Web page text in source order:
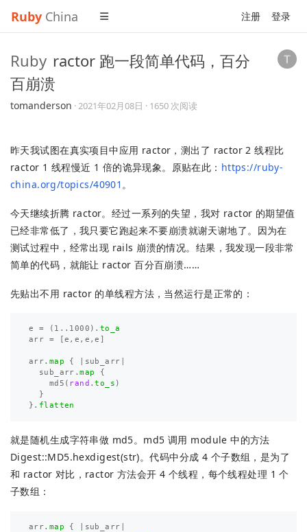
Ruby China 注册 登录
Ruby ractor 跑一段简单代码，百分
百崩溃
tomanderson ·2021年02月08日 · 1650 次阅读
昨天我试图在真实项目中应用 ractor，测出了 ractor 2 线程比
ractor 1 线程慢近 1 倍的诡异现象。原贴在此： https://ruby-
china.org/topics/40901 。
今天继续折腾 ractor。经过一系列的失望，我对 ractor 的期望值
已经非常低了，我只要它跑起来不要崩溃就谢天谢地了。因为在
测试过程中，经常出现 rails 崩溃的情况。结果，我发现一段非常
简单的代码，就能让 ractor 百分百崩溃……
先贴出不用 ractor 的单线程方法，当然运行是正常的：
e = ( 1 .. 1000 ). to_a
arr
= e , e , e ,e
arr. map { sub_arr
sub_arr .map
{
md5 ( rand .to_s )
}
}. flatten
就是随机生成字符串做 md5。md5 调用 module 中的方法
Digest::MD5.hexdigest(str)。代码中分成 4 个子数组，是为了
和 ractor 对比，ractor 方法会开 4 个线程，每个线程处理 1 个
子数组：
arr. map { sub_arr